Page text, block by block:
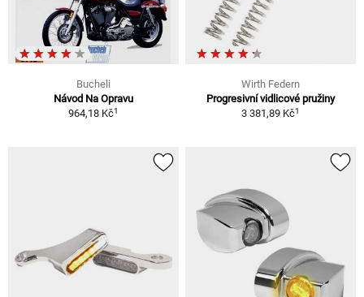
Bucheli
Návod Na Opravu
964,18 Kč1
Wirth Federn
Progresivní vidlicové pružiny
3 381,89 Kč1